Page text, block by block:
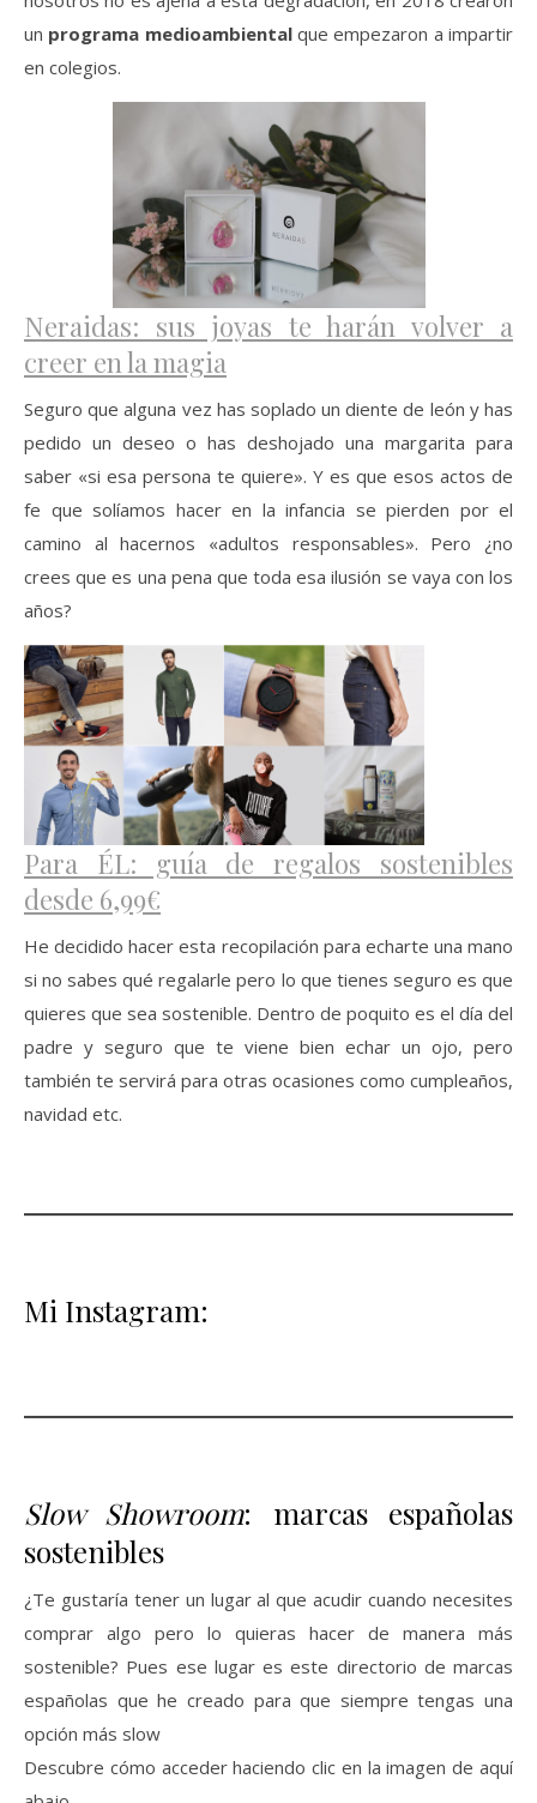
un programa medioambientalque empezaron a impartir
en colegios.
Neraidas: sus joyas te harán volver a
creer en la magia
Seguro que alguna vez has soplado un diente de león y has
pedido un deseo o has deshojado una margarita para
saber «si esa persona te quiere». Y es que esos actos de
fe que solíamos hacer en la infancia se pierden por el
camino al hacernos «adultos responsables». Pero ¿no
crees que es una pena que toda esa ilusión se vaya con los
años?
Para ÉL: guía de regalos sostenibles
desde 6,99€
He decidido hacer esta recopilación para echarte una mano
si no sabes qué regalarle pero lo que tienes seguro es que
quieres que sea sostenible. Dentro de poquito es el día del
padre y seguro que te viene bien echar un ojo, pero
también te servirá para otras ocasiones como cumpleaños,
navidad etc.
Mi Instagram:
Slow Showroom: marcas españolas
sostenibles
¿Te gustaría tener un lugar al que acudir cuando necesites
comprar algo pero lo quieras hacer de manera más
sostenible? Pues ese lugar es este directorio de marcas
españolas que he creado para que siempre tengas una
opción más slow
Descubre cómo acceder haciendo clic en la imagen de aquí